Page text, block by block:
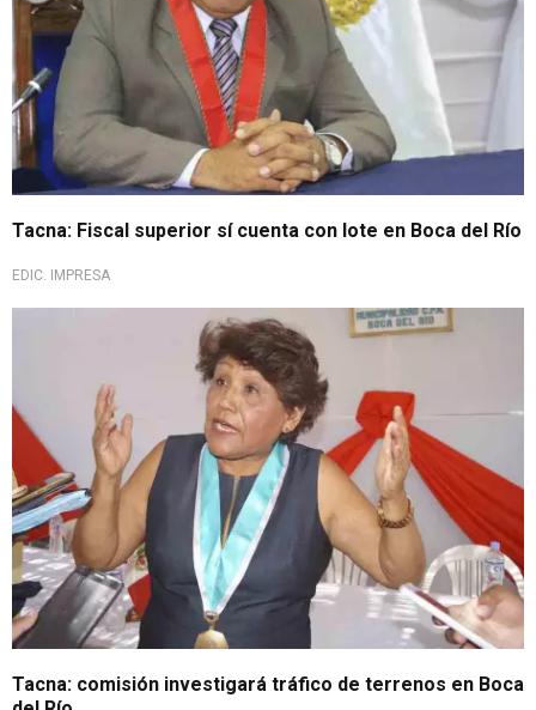
Tacna: Fiscal superior sí cuenta con lote en Boca del Río
EDIC. IMPRESA
Tacna: comisión investigará tráfico de terrenos en Boca